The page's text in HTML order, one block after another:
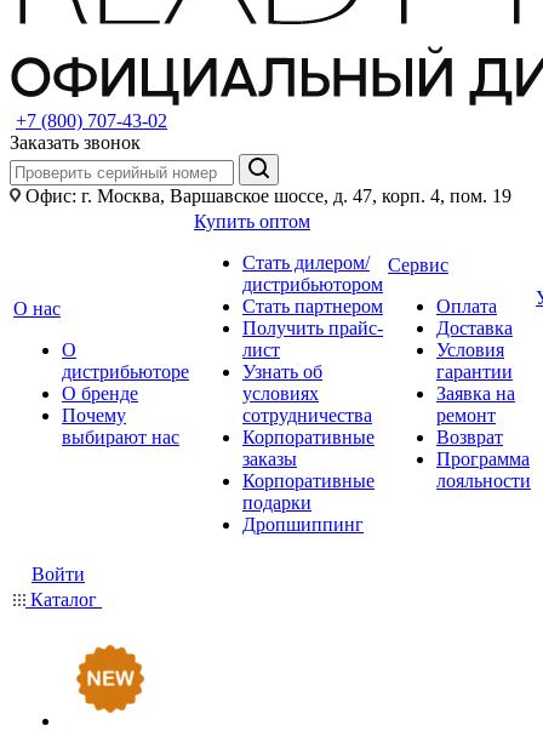
+7 (800) 707-43-02
Заказать звонок
Офис: г. Москва, Варшавское шоссе, д. 47, корп. 4, пом. 19
О нас
О
дистрибьюторе
О бренде
Почему
выбирают нас
Купить оптом
Стать дилером/
дистрибьютором
Стать партнером
Получить прайс-
лист
Узнать об
условиях
сотрудничества
Корпоративные
заказы
Корпоративные
подарки
Дропшиппинг
Сервис
Оплата
Доставка
Условия
гарантии
Заявка на
ремонт
Возврат
Программа
лояльности
Войти
Каталог